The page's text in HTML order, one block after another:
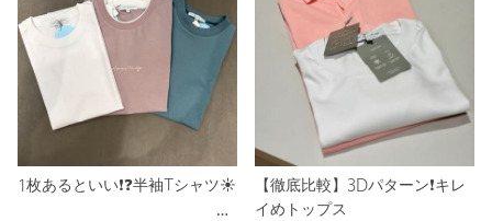
1枚あるといい❗️❓半袖Tシャツ☀️
【徹底比較】3Dパターン❗️キレ
イめトップス